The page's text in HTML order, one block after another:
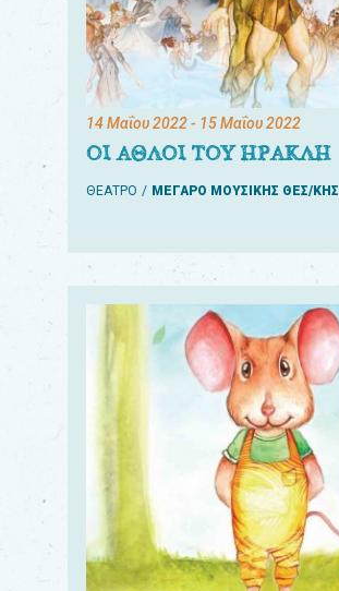
14 Μαΐου 2022- 15 Μαΐου 2022
ΟΙ ΑΘΛΟΙ ΤΟΥ ΗΡΑΚΛΗ
ΘΕΑΤΡΟ ΜΕΓΑΡΟ ΜΟΥΣΙΚΗΣ ΘΕΣ/ΚΗΣ